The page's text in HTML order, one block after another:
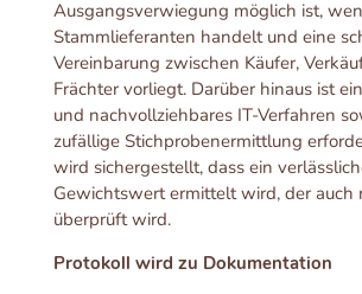
Ausgangsverwiegung möglich ist,
Stammlieferanten handelt und eine
Vereinbarung zwischen Käufer,
Frächter vorliegt. Darüber hinaus ist
und nachvollziehbares IT-Verfahren
zufällige Stichprobenermittlung
wird sichergestellt, dass ein
Gewichtswert ermittelt wird, der auch
überprüft wird.
Protokoll wird zu Dokumentation